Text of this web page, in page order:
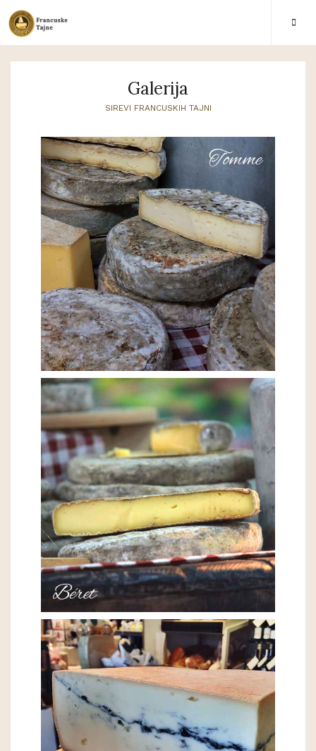
Galerija
SIREVI FRANCUSKIH TAJNI